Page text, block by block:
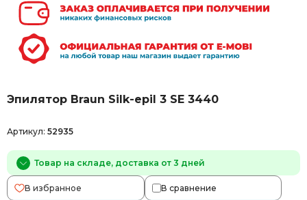
Эпилятор Braun Silk-epil 3 SE 3440
Артикул: 52935
Товар на складе, доставка от 3 дней
В избранное В сравнение